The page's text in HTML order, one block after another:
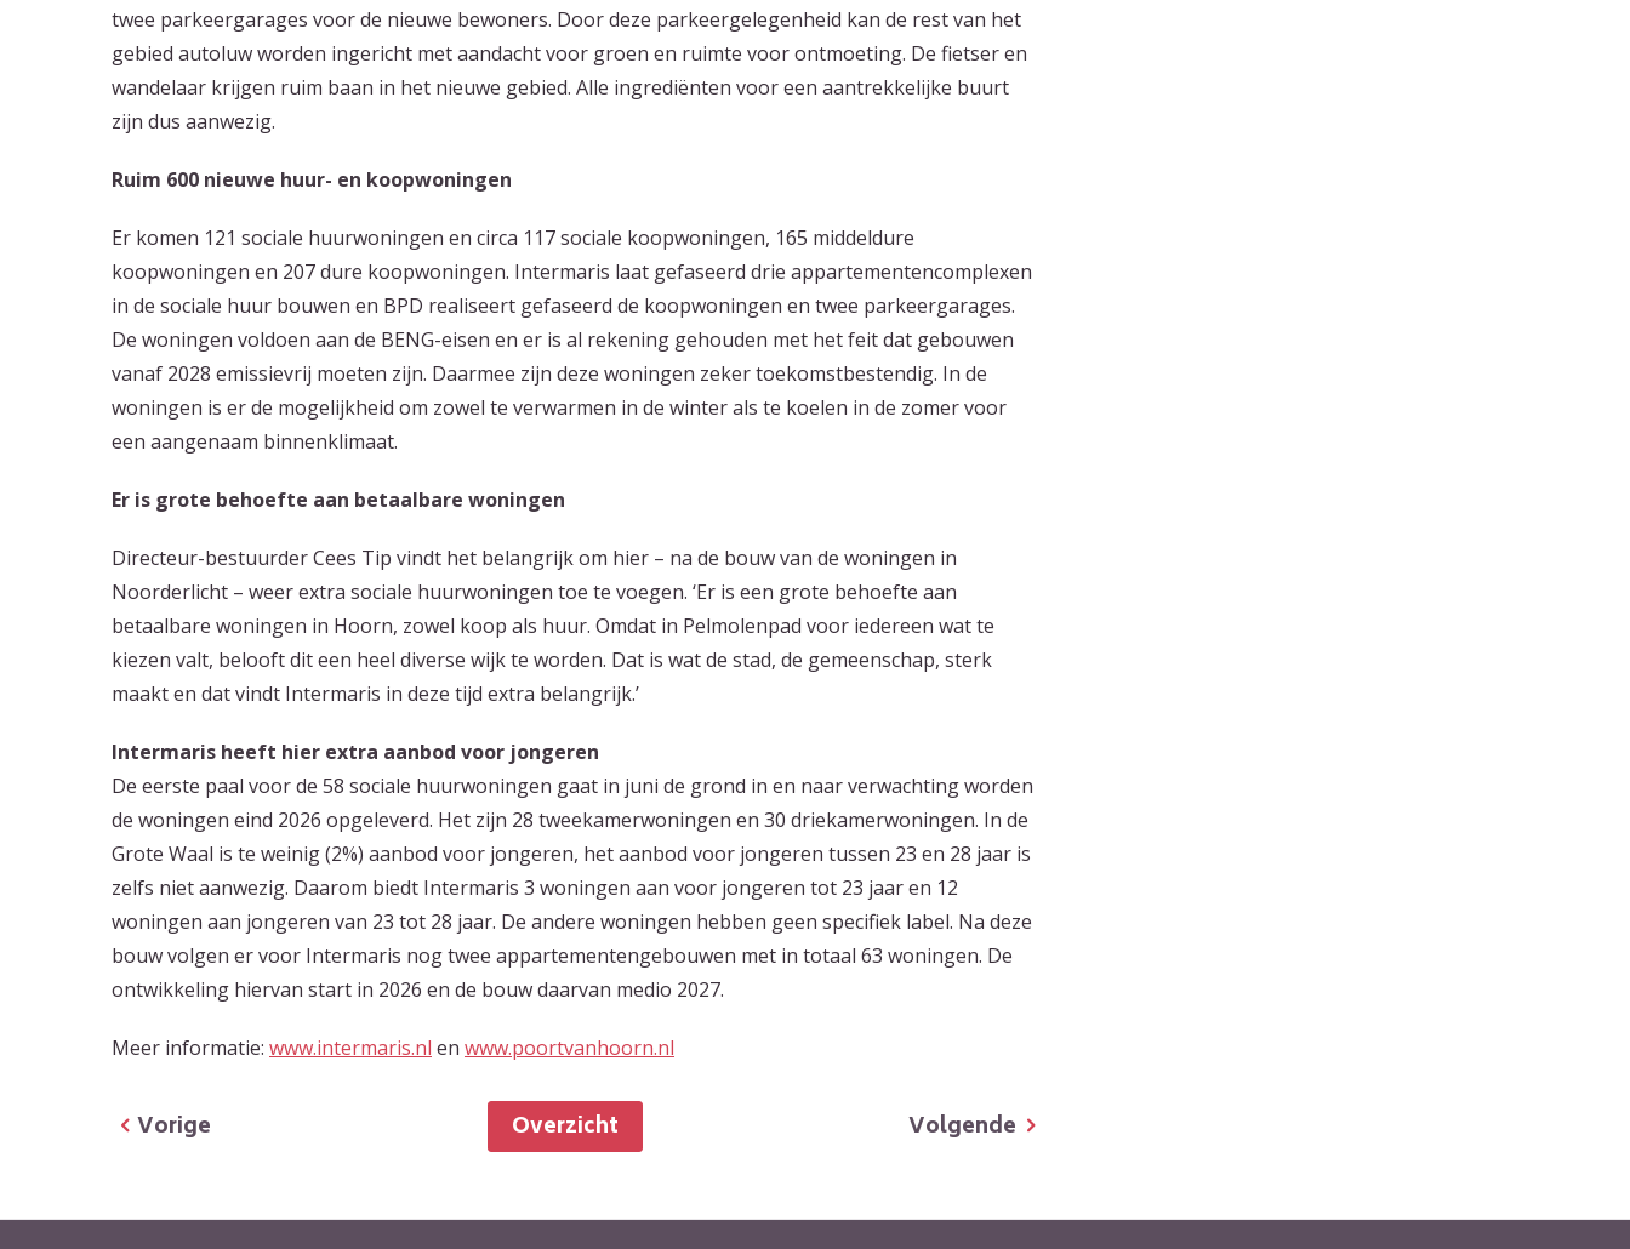
twee parkeergarages voor de nieuwe bewoners. Door deze parkeergelegenheid kan de rest van het
gebied autoluw worden ingericht met aandacht voor groen en ruimte voor ontmoeting. De fietser en
wandelaar krijgen ruim baan in het nieuwe gebied. Alle ingrediënten voor een aantrekkelijke buurt
zijn dus aanwezig.
Ruim 600 nieuwe huur- en koopwoningen
Er komen 121 sociale huurwoningen en circa 117 sociale koopwoningen, 165 middeldure
koopwoningen en 207 dure koopwoningen. Intermaris laat gefaseerd drie appartementencomplexen
in de sociale huur bouwen en BPD realiseert gefaseerd de koopwoningen en twee parkeergarages.
De woningen voldoen aan de BENG-eisen en er is al rekening gehouden met het feit dat gebouwen
vanaf 2028 emissievrij moeten zijn. Daarmee zijn deze woningen zeker toekomstbestendig. In de
woningen is er de mogelijkheid om zowel te verwarmen in de winter als te koelen in de zomer voor
een aangenaam binnenklimaat.
Er is grote behoefte aan betaalbare woningen
Directeur-bestuurder Cees Tip vindt het belangrijk om hier – na de bouw van de woningen in
Noorderlicht – weer extra sociale huurwoningen toe te voegen. ‘Er is een grote behoefte aan
betaalbare woningen in Hoorn, zowel koop als huur. Omdat in Pelmolenpad voor iedereen wat te
kiezen valt, belooft dit een heel diverse wijk te worden. Dat is wat de stad, de gemeenschap, sterk
maakt en dat vindt Intermaris in deze tijd extra belangrijk.’
Intermaris heeft hier extra aanbod voor jongeren
De eerste paal voor de 58 sociale huurwoningen gaat in juni de grond in en naar verwachting worden
de woningen eind 2026 opgeleverd. Het zijn 28 tweekamerwoningen en 30 driekamerwoningen. In de
Grote Waal is te weinig (2%) aanbod voor jongeren, het aanbod voor jongeren tussen 23 en 28 jaar is
zelfs niet aanwezig. Daarom biedt Intermaris 3 woningen aan voor jongeren tot 23 jaar en 12
woningen aan jongeren van 23 tot 28 jaar. De andere woningen hebben geen specifiek label. Na deze
bouw volgen er voor Intermaris nog twee appartementengebouwen met in totaal 63 woningen. De
ontwikkeling hiervan start in 2026 en de bouw daarvan medio 2027.
Meer informatie: www.intermaris.nl en www.poortvanhoorn.nl
Volgende
Overzicht
Vorige